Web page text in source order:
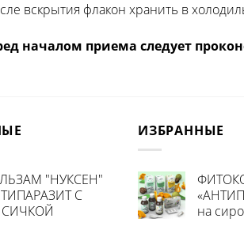
вскрытия флакон хранить в
началом приема следует
"НУКСЕН"
С
ИЗБРАННЫЕ
на